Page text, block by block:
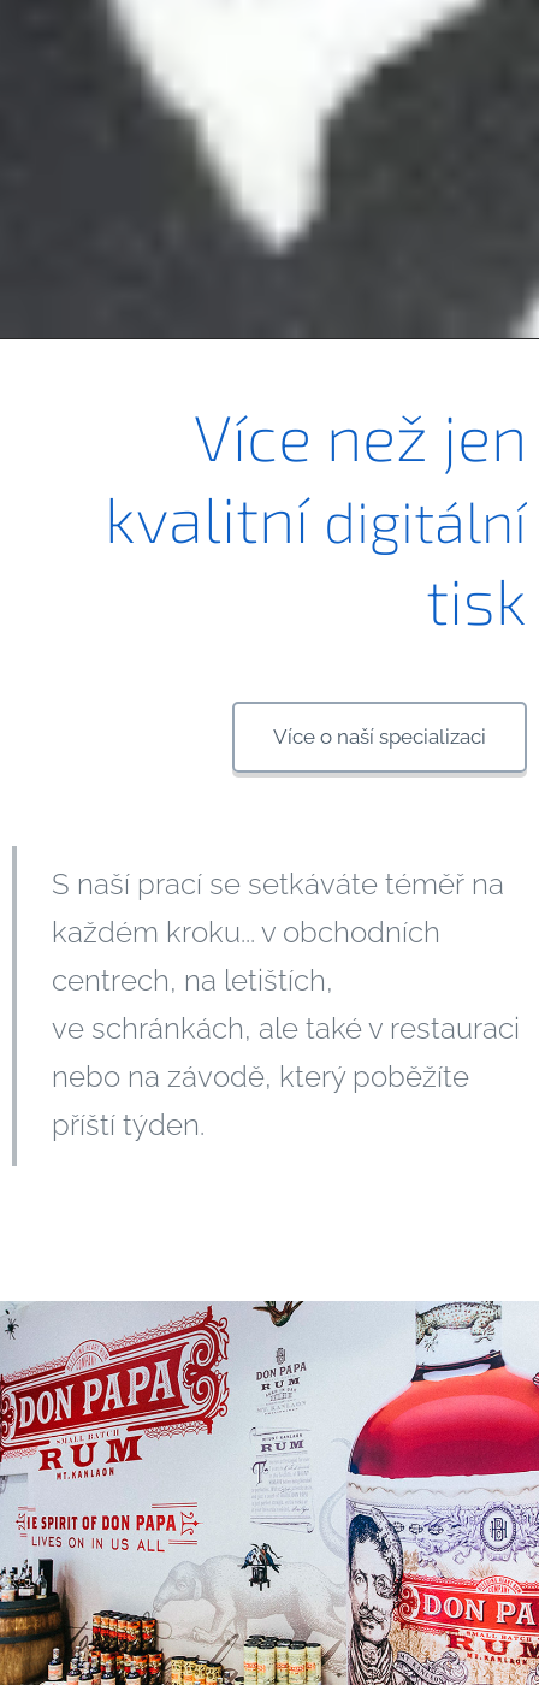
Více než jen
kvalitní digitální
tisk
Více o naší specializaci
S naší prací se setkáváte téměř na
každém kroku... v obchodních
centrech, na letištích,
ve schránkách, ale také v restauraci
nebo na závodě, který poběžíte
příští týden.